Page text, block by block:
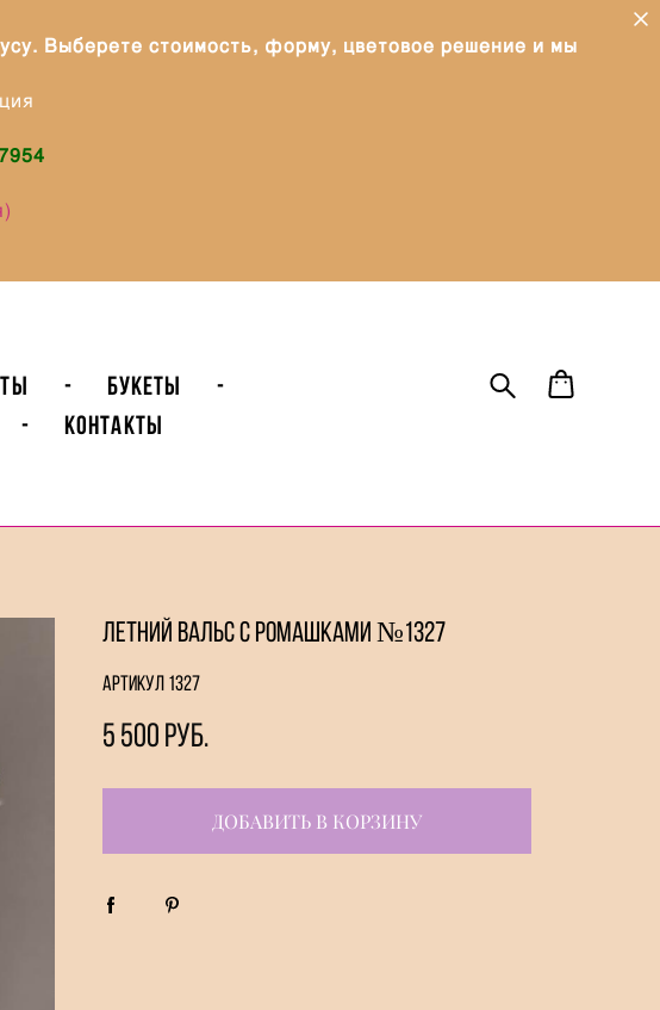
Выберете стоимость, форму, цветовое решение и мы
- БУКЕТЫ
-
- Контакты
Летний вальс с ромашками №1327
Артикул 1327
5 500 pуб.
ДОБАВИТЬ В КОРЗИНУ